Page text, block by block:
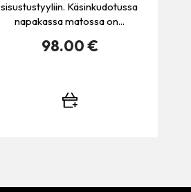
sisustustyyliin. Käsinkudotussa
napakassa matossa on...
98.00 €